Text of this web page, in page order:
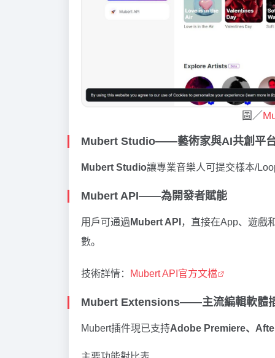
圖／
Mubert Studio——藝術家與AI共創平
Mubert Studio讓專業音樂人可提交樣本/
Mubert API——為開發者賦能
用戶可通過 Mubert API ，直接在App、遊戲
數。
技術詳情： Mubert API官方文檔
Mubert Extensions——主流編輯軟體
Mubert插件現已支持Adobe Premiere、